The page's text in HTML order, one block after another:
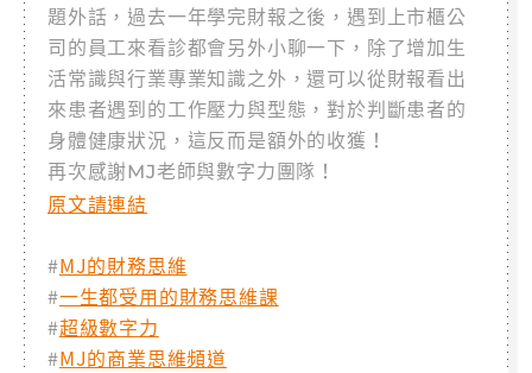
題外話，過去一年學完財報之後，遇到上市櫃公
司的員工來看診都會另外小聊一下，除了增加生
活常識與行業專業知識之外，還可以從財報看出
來患者遇到的工作壓力與型態，對於判斷患者的
身體健康狀況，這反而是額外的收獲！
再次感謝MJ老師與數字力團隊！
原文請連結
#MJ的財務思維
#一生都受用的財務思維課
#超級數字力
#MJ的商業思維頻道